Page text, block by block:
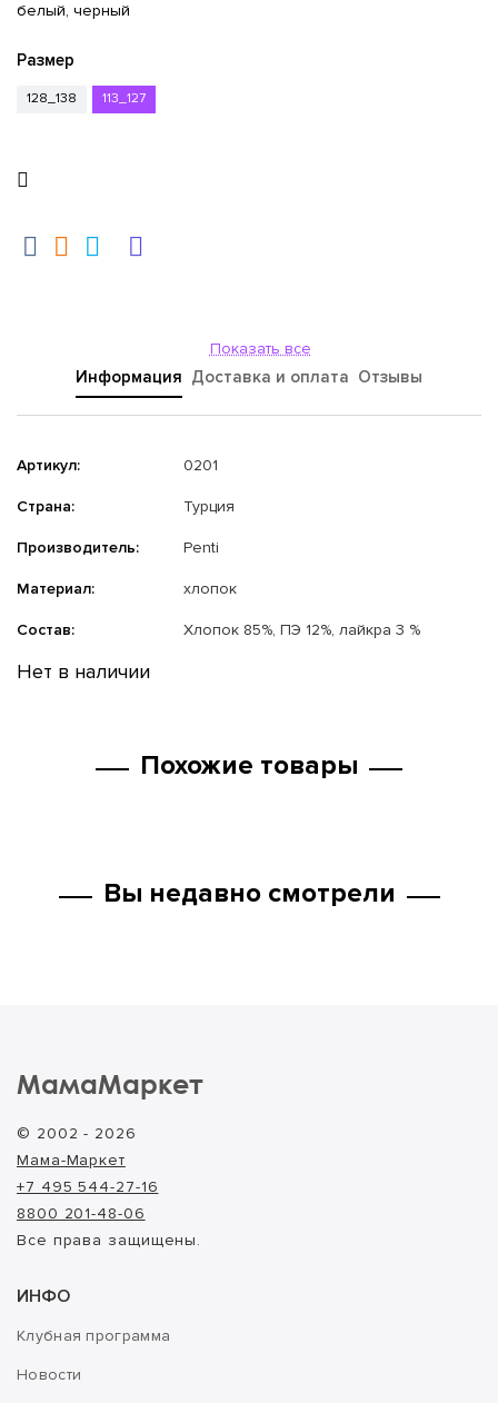
белый, черный
Размер
128_138 113_127
Показать все
Информация Доставка и оплата Отзывы
Артикул: 0201
Страна: Турция
Производитель: Penti
Материал: хлопок
Состав: Хлопок 85%, ПЭ 12%, лайкра 3 %
Нет в наличии
Похожие товары
Вы недавно смотрели
МамаМаркет
© 2002 - 2026
Мама-Маркет
+7 495 544-27-16
8800 201-48-06
Все права защищены.
ИНФО
Клубная программа
Новости